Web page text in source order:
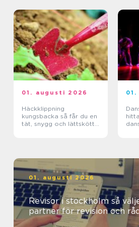
01. augusti 2026
Häckklippning
kungsbacka så får du en
tät, snygg och lättskött
01. augusti 2026
Revisor i stockholm så väljer företag rätt
partner för revision och